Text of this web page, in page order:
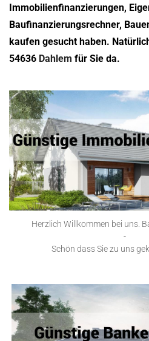
Immobilienfinanzierungen,
Baufinanzierungsrechner,
kaufen gesucht haben.
54636 Dahlem für Sie da.
Herzlich Willkommen bei uns.
-
Schön dass Sie zu uns